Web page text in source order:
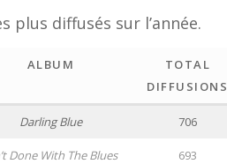
plus diffusés sur l’année.
ALBUM
TOTAL
DIFFUSIONS
Darling Blue 706
Done With The Blues 693